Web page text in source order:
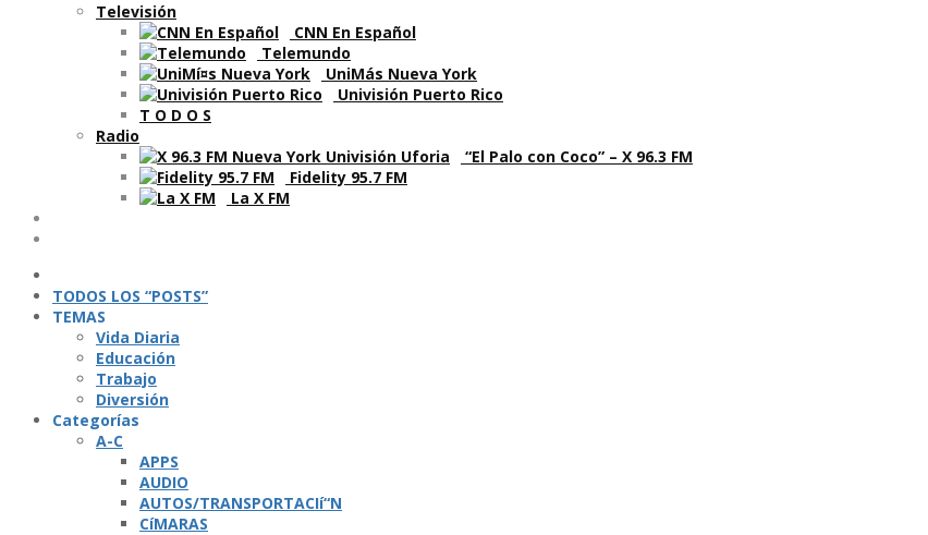
Televisión
CNN En Español
Telemundo
UniMás Nueva York
Univisión Puerto Rico
T O D O S
Radio
“El Palo con Coco” – X 96.3 FM
Fidelity 95.7 FM
La X FM
TODOS LOS “POSTS”
TEMAS
Vida Diaria
Educación
Trabajo
Diversión
Categorí­as
A-C
APPS
AUDIO
AUTOS/TRANSPORTACIí“N
CíMARAS